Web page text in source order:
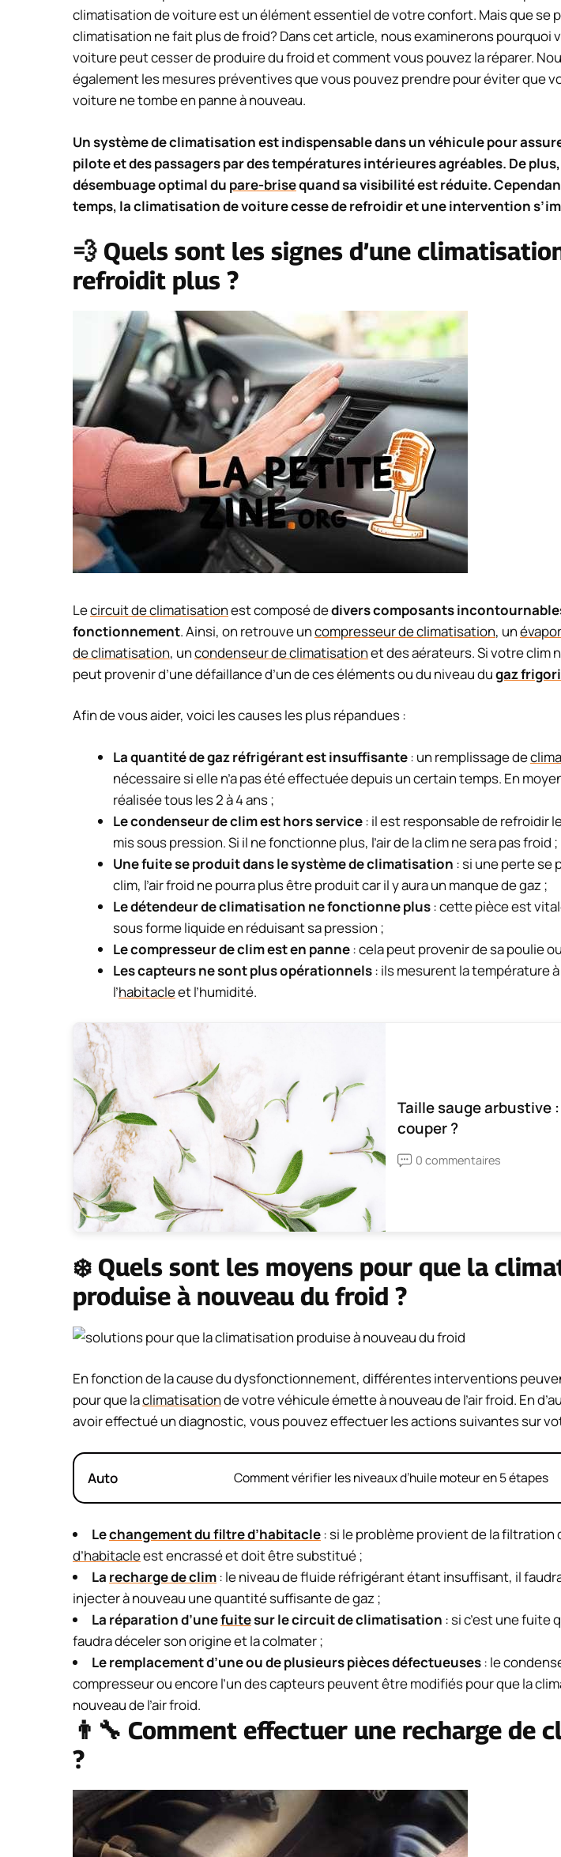
climatisation de voiture est un élément essentiel de votre confort. Mais que se
climatisation ne fait plus de froid? Dans cet article, nous examinerons pourquoi
voiture peut cesser de produire du froid et comment vous pouvez la réparer.
également les mesures préventives que vous pouvez prendre pour éviter que
voiture ne tombe en panne à nouveau.
Un système de climatisation est indispensable dans un véhicule pour
pilote et des passagers par des températures intérieures agréables. De
désembuage optimal du pare-brisequand sa visibilité est réduite.
temps, la climatisation de voiture cesse de refroidir et une intervention
💨 Quels sont les signes d’une
refroidit plus ?
Lecircuit de climatisationest composé dedivers composants
fonctionnement. Ainsi, on retrouve uncompresseur de climatisation, un
de climatisation, uncondenseur de climatisationet des aérateurs. Si votre clim
peut provenir d’une défaillance d’un de ces éléments ou du niveau dugaz
Afin de vous aider, voici les causes les plus répandues :
La quantité de gaz réfrigérant est insuffisante: un remplissage de
nécessaire si elle n’a pas été effectuée depuis un certain temps. En
réalisée tous les 2 à 4 ans ;
Le condenseur de clim est hors service: il est responsable de refroidir
mis sous pression. Si il ne fonctionne plus, l’air de la clim ne sera pas froid ;
Une fuite se produit dans le système de climatisation : si une perte se
clim, l’air froid ne pourra plus être produit car il y aura un manque de gaz ;
Le détendeur de climatisation ne fonctionne plus: cette pièce est
sous forme liquide en réduisant sa pression ;
Le compresseur de clim est en panne: cela peut provenir de sa poulie
Les capteurs ne sont plus opérationnels: ils mesurent la température
l’habitacleet l’humidité.
Taille sauge arbustive
couper ?
0 commentaires
❄️ Quels sont les moyens pour que la
produise à nouveau du froid ?
En fonction de la cause du dysfonctionnement, différentes interventions
pour que laclimatisationde votre véhicule émette à nouveau de l’air froid. En
avoir effectué un diagnostic, vous pouvez effectuer les actions suivantes sur
Auto Comment vérifier les niveaux d’huile moteur en 5 étapes
Lechangement du filtre d’habitacle: si le problème provient de la filtration
d’habitacleest encrassé et doit être substitué ;
La recharge de clim: le niveau de fluide réfrigérant étant insuffisant, il
injecter à nouveau une quantité suffisante de gaz ;
La réparation d’unefuitesur le circuit de climatisation : si c’est une fuite
faudra déceler son origine et la colmater ;
Le remplacement d’une ou de plusieurs pièces défectueuses: le
compresseur ou encore l’un des capteurs peuvent être modifiés pour que la
nouveau de l’air froid.
👨‍🔧 Comment effectuer une recharge de
?